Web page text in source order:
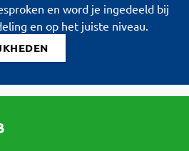
en word je ingedeeld bij
en op het juiste niveau.